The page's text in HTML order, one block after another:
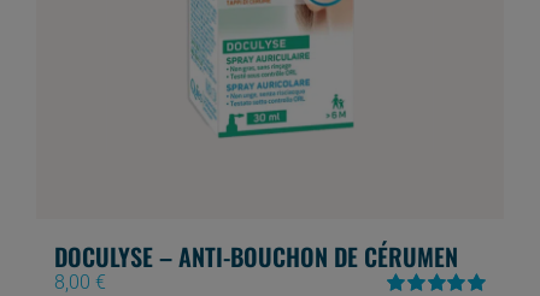
DOCULYSE – ANTI-BOUCHON DE CÉRUMEN
8,00 €